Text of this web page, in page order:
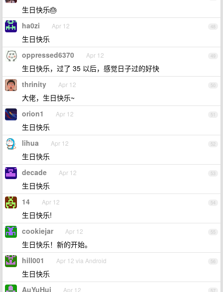
生日快乐🎂
48
ha0zi Apr 12
生日快乐
49
oppressed6370 Apr 12
生日快乐，过了 35 以后，感觉日子过的好快
50
thrinity Apr 12
大佬，生日快乐~
51
orion1 Apr 12
生日快乐
52
lihua Apr 12
生日快乐
53
decade Apr 12
生日快乐
54
14 Apr 12
生日快乐!
55
cookiejar Apr 12
生日快乐！新的开始。
56
hill001 Apr 12 via Android
生日快乐
AuYuHui Apr 12